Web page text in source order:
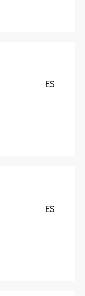
ES
ES